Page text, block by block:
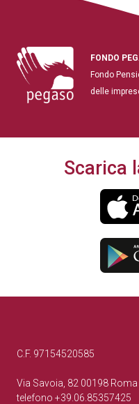
FONDO
Fondo
delle
Scarica
C.F. 97154520585
Via Savoia, 82 00198 Roma
telefono +39.06.85357425